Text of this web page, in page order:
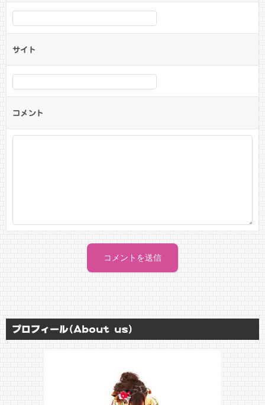
サイト
コメント
プロフィール(About us)